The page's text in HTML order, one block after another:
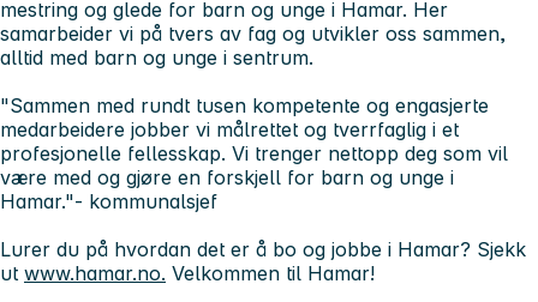
mestring og glede for barn og unge i Hamar. Her
samarbeider vi på tvers av fag og utvikler oss sammen,
alltid med barn og unge i sentrum.
"Sammen med rundt tusen kompetente og engasjerte
medarbeidere jobber vi målrettet og tverrfaglig i et
profesjonelle fellesskap. Vi trenger nettopp deg som vil
være med og gjøre en forskjell for barn og unge i
Hamar."- kommunalsjef
Lurer du på hvordan det er å bo og jobbe i Hamar? Sjekk
ut www.hamar.no. Velkommen til Hamar!